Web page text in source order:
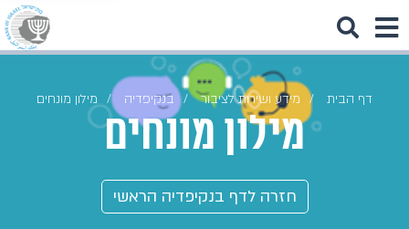
דף הבית מידע ושירות לציבור בנקיפדיה מילון מונחים
מילון מונחים
חזרה לדף בנקיפדיה הראשי